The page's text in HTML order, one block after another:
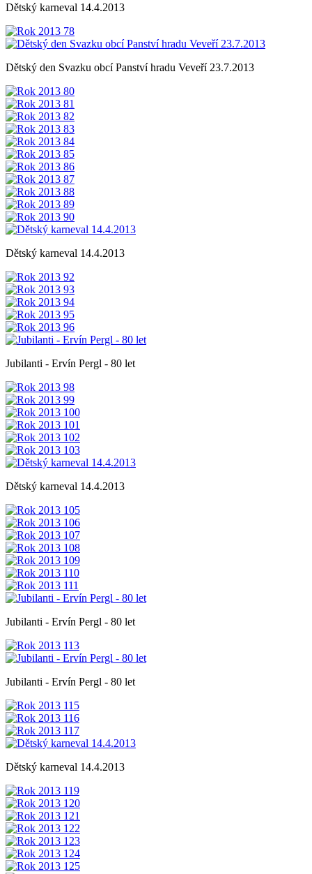
Dětský karneval 14.4.2013
Dětský den Svazku obcí Panství hradu Veveří 23.7.2013
Dětský karneval 14.4.2013
Jubilanti - Ervín Pergl - 80 let
Dětský karneval 14.4.2013
Jubilanti - Ervín Pergl - 80 let
Jubilanti - Ervín Pergl - 80 let
Dětský karneval 14.4.2013